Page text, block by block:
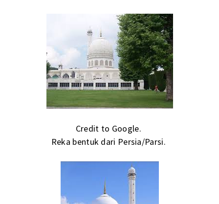
Credit to Google.
Reka bentuk dari Persia/Parsi.